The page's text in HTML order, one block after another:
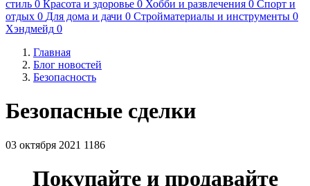
стиль 0 Красота и здоровье 0 Хобби и развлечения 0 Спорт и
отдых 0 Для дома и дачи 0 Стройматериалы и инструменты 0
Хэндмейд 0
Главная
Блог новостей
Безопасность
Безопасные сделки
03 октября 2021 1186
Покупайте и продавайте